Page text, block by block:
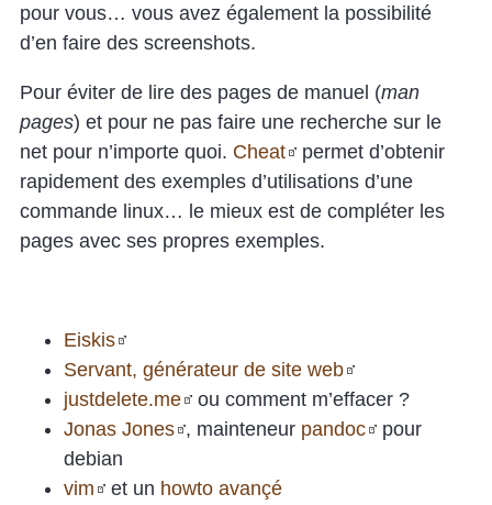
pour vous… vous avez également la possibilité
d’en faire des screenshots.
Pour éviter de lire des pages de manuel (man
pages) et pour ne pas faire une recherche sur le
net pour n’importe quoi. Cheat
permet d’obtenir
rapidement des exemples d’utilisations d’une
commande linux… le mieux est de compléter les
pages avec ses propres exemples.
Eiskis
Servant, générateur de site web
justdelete.me
ou comment m’effacer ?
Jonas Jones , mainteneur pandoc
pour
debian
vim
et un howto avançé